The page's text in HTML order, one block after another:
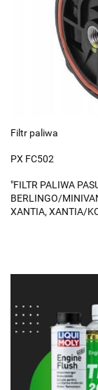
Filtr paliwa
PX FC502
"FILTR PALIWA
BERLINGO/
XANTIA, XANTIA/